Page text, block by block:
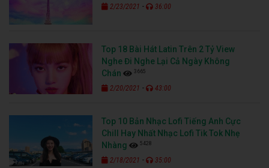
2/23/2021 - 36:00
Top 18 Bài Hát Latin Trên 2 Tỷ View
Nghe Đi Nghe Lại Cả Ngày Không
Chán
3665
2/20/2021 - 43:00
Top 10 Bản Nhạc Lofi Tiếng Anh Cực
Chill Hay Nhất Nhạc Lofi Tik Tok Nhẹ
Nhàng
5428
2/18/2021 - 35:00